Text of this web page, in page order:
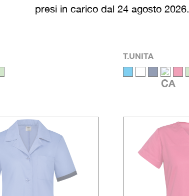
presi in carico dal 24 agosto 2026.
T.UNITA